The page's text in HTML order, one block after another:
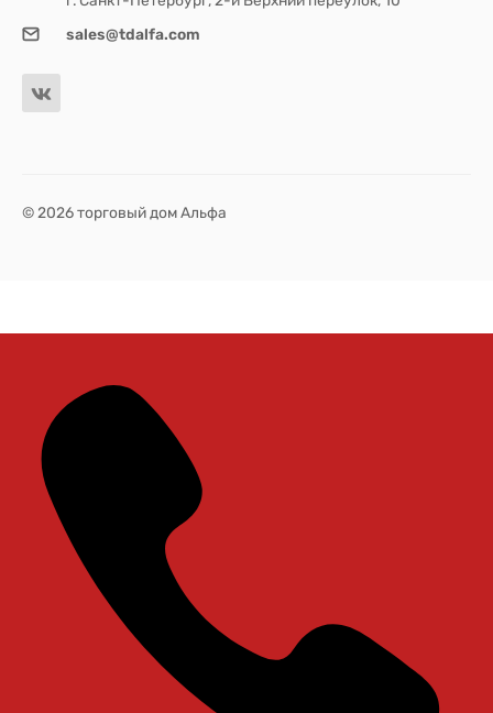
sales@tdalfa.com
© 2026 торговый дом Альфа